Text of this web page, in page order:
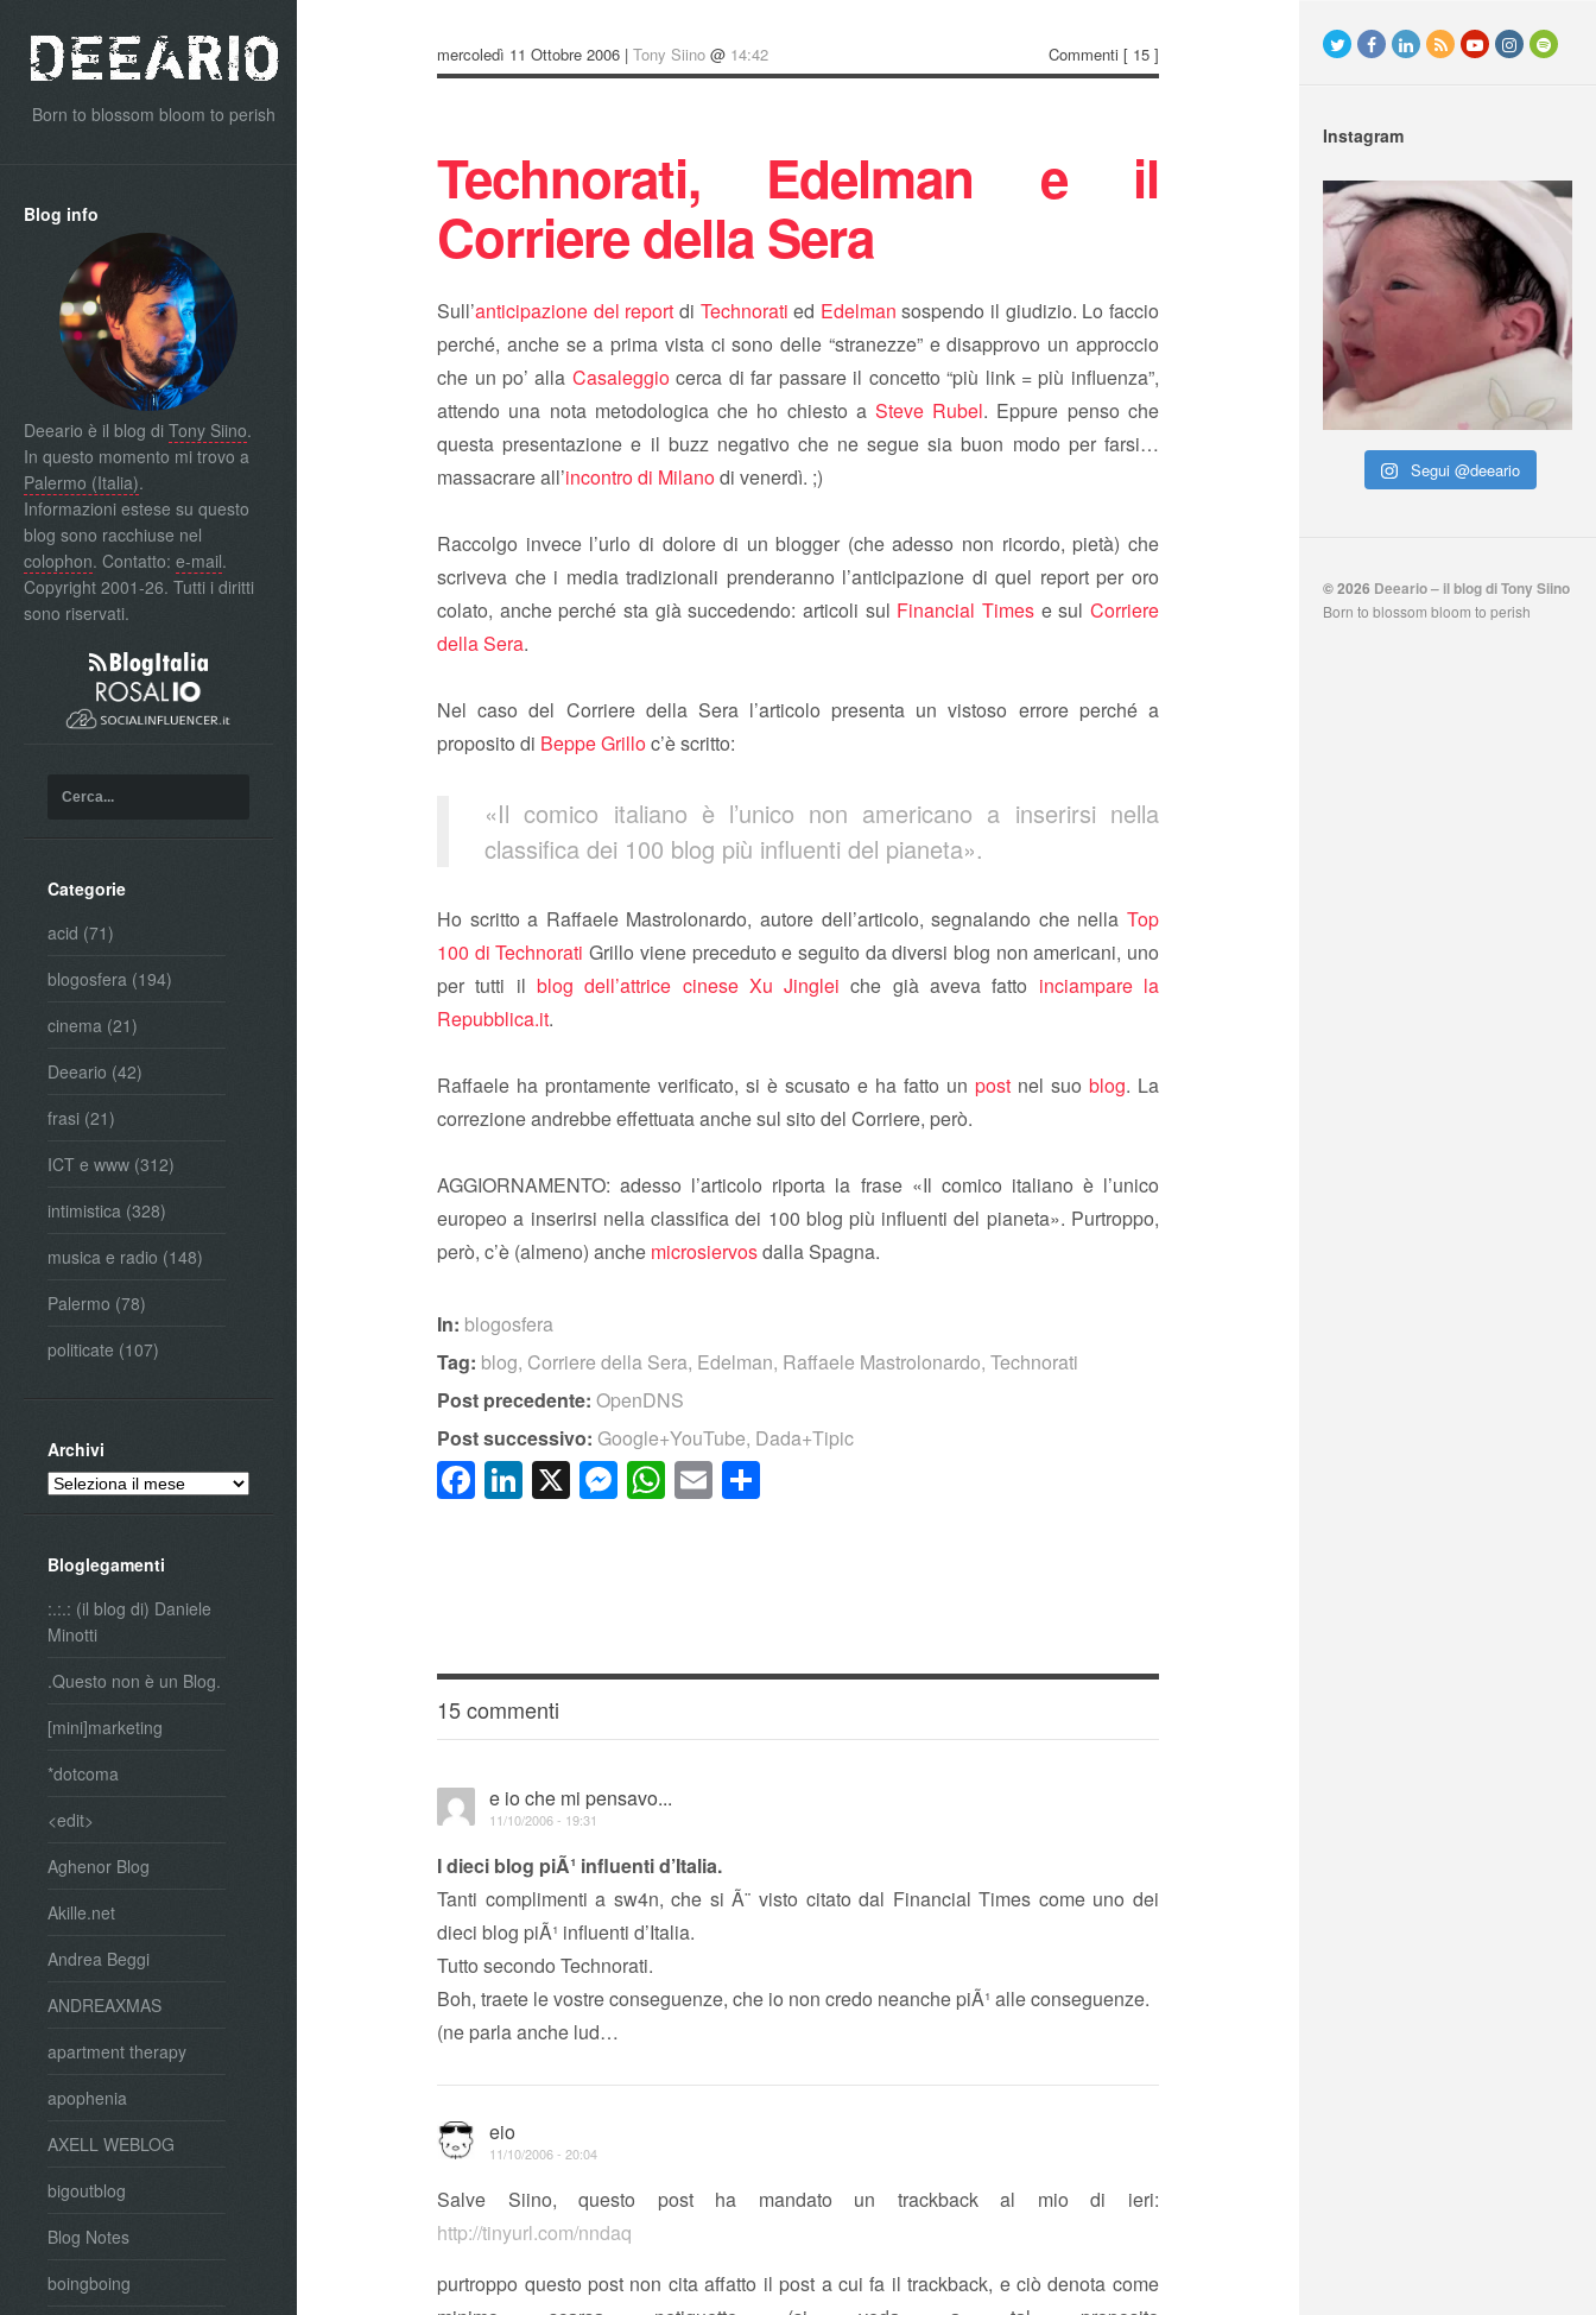
Born to blossom bloom to perish
Blog info
Deeario è il blog di Tony Siino.
In questo momento mi trovo a
Palermo (Italia).
Informazioni estese su questo
blog sono racchiuse nel
colophon. Contatto: e-mail.
Copyright 2001-26. Tutti i diritti
sono riservati.
Categorie
acid (71)
blogosfera (194)
cinema (21)
Deeario (42)
frasi (21)
ICT e www (312)
intimistica (328)
musica e radio (148)
Palermo (78)
politicate (107)
Archivi
Archivi
Bloglegamenti
:.:.: (il blog di) Daniele
Minotti
.Questo non è un Blog.
[mini]marketing
*dotcoma
<edit>
Aghenor Blog
Akille.net
Andrea Beggi
ANDREAXMAS
apartment therapy
apophenia
AXELL WEBLOG
bigoutblog
Blog Notes
boingboing
mercoledì 11 Ottobre 2006 |Tony Siino @ 14:42 Commenti [ 15 ]
Technorati, Edelman e il
Corriere della Sera
Sull’anticipazione del report di Technorati ed Edelman sospendo il giudizio. Lo faccio
perché, anche se a prima vista ci sono delle “stranezze” e disapprovo un approccio
che un po’ alla Casaleggiocerca di far passare il concetto “più link = più influenza”,
attendo una nota metodologica che ho chiesto a Steve Rubel. Eppure penso che
questa presentazione e il buzz negativo che ne segue sia buon modo per farsi…
massacrare all’incontro di Milanodi venerdì. ;)
Raccolgo invece l’urlo di dolore di un blogger (che adesso non ricordo, pietà) che
scriveva che i media tradizionali prenderanno l’anticipazione di quel report per oro
colato, anche perché sta già succedendo: articoli sul Financial Timese sul Corriere
della Sera.
Nel caso del Corriere della Sera l’articolo presenta un vistoso errore perché a
proposito di Beppe Grilloc’è scritto:
«Il comico italiano è l’unico non americano a inserirsi nella
classifica dei 100 blog più influenti del pianeta».
Ho scritto a Raffaele Mastrolonardo, autore dell’articolo, segnalando che nella Top
100 di Technorati Grillo viene preceduto e seguito da diversi blog non americani, uno
per tutti ilblog dell’attrice cinese Xu Jinglei che già aveva fatto inciampare la
Repubblica.it.
Raffaele ha prontamente verificato, si è scusato e ha fatto un postnel suo blog. La
correzione andrebbe effettuata anche sul sito del Corriere, però.
AGGIORNAMENTO: adesso l’articolo riporta la frase «Il comico italiano è l’unico
europeo a inserirsi nella classifica dei 100 blog più influenti del pianeta». Purtroppo,
però, c’è (almeno) anche microsiervosdalla Spagna.
In: blogosfera
Tag: blog, Corriere della Sera, Edelman, Raffaele Mastrolonardo,Technorati
Post precedente:OpenDNS
Post successivo:Google+YouTube, Dada+Tipic
Facebook
LinkedIn
X Messenger
WhatsApp
Email
15 commenti
e io che mi pensavo...
11/10/2006 - 19:31
I dieci blog piÃ¹ influenti d’Italia.
Tanti complimenti a sw4n, che si Ã¨ visto citato dal Financial Times come uno dei
dieci blog piÃ¹ influenti d’Italia.
Tutto secondo Technorati.
Boh, traete le vostre conseguenze, che io non credo neanche piÃ¹ alle conseguenze.
(ne parla anche lud…
eio
11/10/2006 - 20:04
Salve Siino, questo post ha mandato un trackback al mio di ieri:
http://tinyurl.com/nndaq
purtroppo questo post non cita affatto il post a cui fa il trackback, e ciò denota come
Instagram
Segui @deeario
© 2026 Deeario – il blog di Tony Siino
Born to blossom bloom to perish